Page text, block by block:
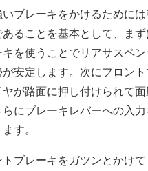
ブレーキをかけるために
ることを基本として、ま
を使うことでリアサスペ
安定します。次にフロン
が路面に押し付けられて
にブレーキレバーへの入
す。
ブレーキをガツンとかけ